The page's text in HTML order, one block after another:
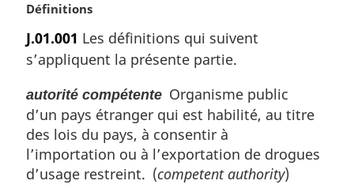
N
t
e
a
r
g
i
n
a
Définitions
J.01.001 Les définitions qui suivent
s’appliquent la présente partie.
autorité compétente Organisme public
d’un pays étranger qui est habilité, au titre
des lois du pays, à consentir à
l’importation ou à l’exportation de drogues
d’usage restreint. (competent authority)